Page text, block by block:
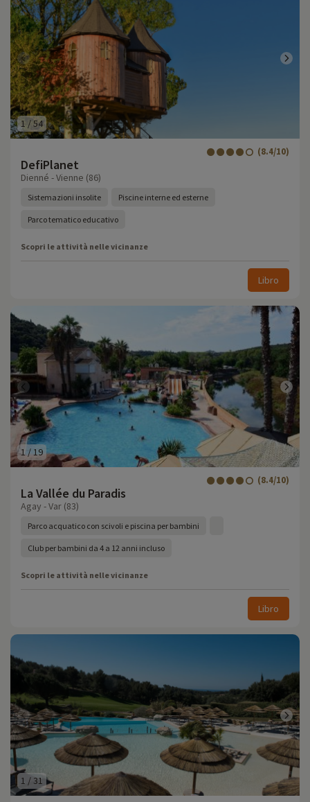
1 /54
DefiPlanet
(8.4/10)
Dienné - Vienne (86)
Sistemazioni insolite Piscine interne ed esterne
Parco tematico educativo
Scopri le attività nelle vicinanze
Libro
1 /19
La Vallée du Paradis
(8.4/10)
Agay - Var (83)
Parco acquatico con scivoli e piscina per bambini
Club per bambini da 4 a 12 anni incluso
Scopri le attività nelle vicinanze
Libro
1 /31